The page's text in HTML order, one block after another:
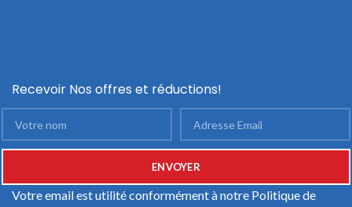
Recevoir Nos offres et réductions!
Votre email est utilité conformément à notre Politique de